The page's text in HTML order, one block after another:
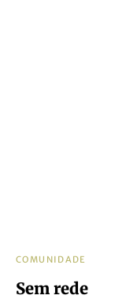
COMUNIDADE
Sem rede